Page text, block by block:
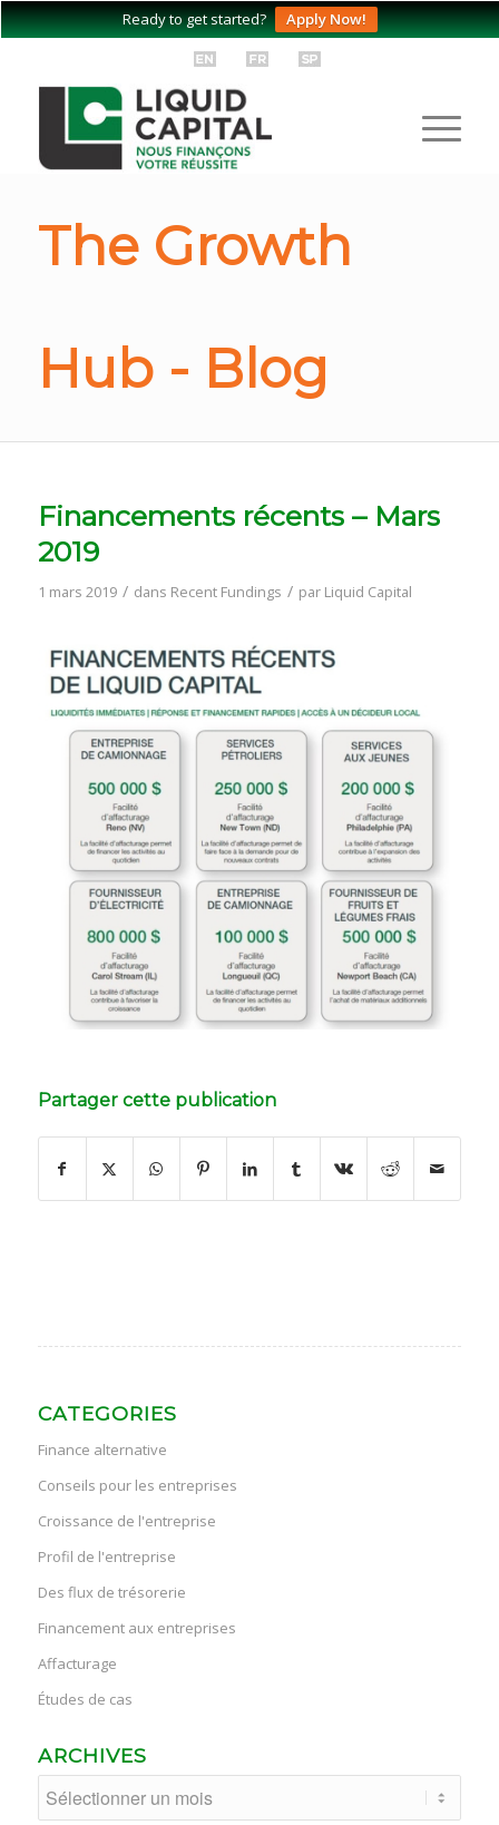
Ready to get started? Apply Now!
The Growth
Hub - Blog
Financements récents – Mars
2019
1 mars 2019 / dans Recent Fundings / par Liquid Capital
Partager cette publication
CATEGORIES
Finance alternative
Conseils pour les entreprises
Croissance de l'entreprise
Profil de l'entreprise
Des flux de trésorerie
Financement aux entreprises
Affacturage
Études de cas
ARCHIVES